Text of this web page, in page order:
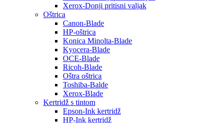
Xerox-Donji pritisni valjak
Oštrica
Canon-Blade
HP-oštrica
Konica Minolta-Blade
Kyocera-Blade
OCE-Blade
Ricoh-Blade
Oštra oštrica
Toshiba-Balde
Xerox-Blade
Kertridž s tintom
Epson-Ink kertridž
HP-Ink kertridž